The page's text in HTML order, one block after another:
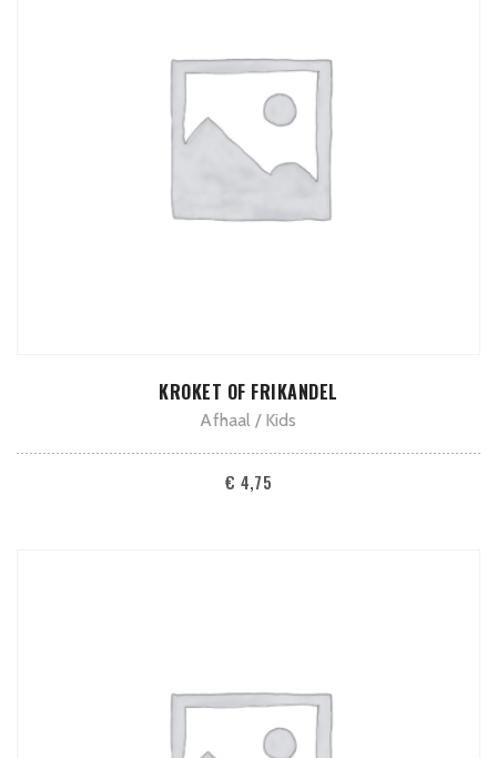
ADD TO CART
KROKET OF FRIKANDEL
Afhaal Kids
€ 4,75